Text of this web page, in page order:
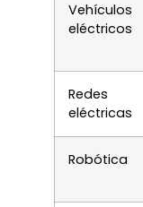
Vehículos
eléctricos
Redes
eléctricas
Robótica